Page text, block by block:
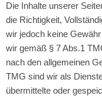
Die Inhalte unserer
die Richtigkeit,
wir jedoch keine
wir gemäß § 7 Abs.1
nach den allgemeinen
TMG sind wir als
übermittelte oder